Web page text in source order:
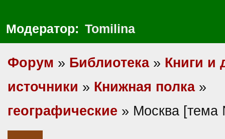
Модератор: Tomilina
Форум » Библиотека» Книги и
источники » Книжная полка»
географические » Москва